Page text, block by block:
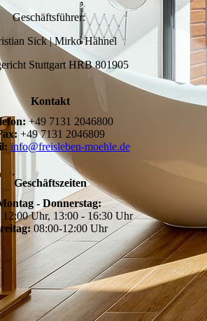
Geschäftsführer:
Sick | Mirko Hähnel
Stuttgart HRB 801905
Kontakt
+49 7131 2046800
+49 7131 2046809
info@freisleben-moehle.de
Geschäftszeiten
- Donnerstag:
12:00 Uhr, 13:00 - 16:30 Uhr
08:00-12:00 Uhr